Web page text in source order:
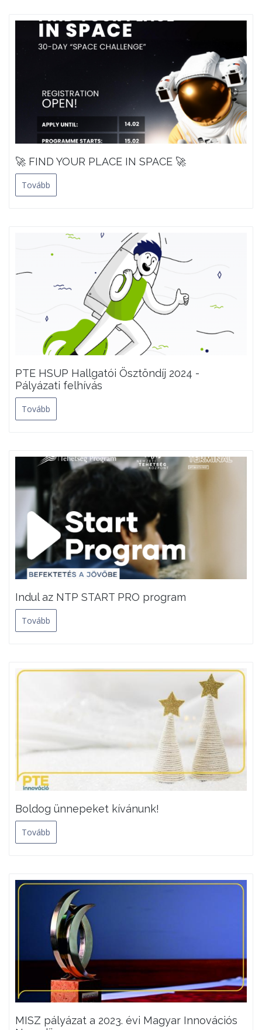
🚀 FIND YOUR PLACE IN SPACE 🚀
Tovább
PTE HSUP Hallgatói Ösztöndíj 2024 -
Pályázati felhívás
Tovább
Indul az NTP START PRO program
Tovább
Boldog ünnepeket kívánunk!
Tovább
MISZ pályázat a 2023. évi Magyar Innovációs